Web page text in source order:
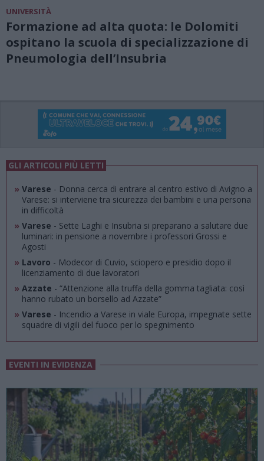
UNIVERSITÀ
Formazione ad alta quota: le Dolomiti
ospitano la scuola di specializzazione di
Pneumologia dell’Insubria
GLI ARTICOLI PIÙ LETTI
» Varese - Donna cerca di entrare al centro estivo di Avigno a
Varese: si interviene tra sicurezza dei bambini e una persona
in difficoltà
» Varese - Sette Laghi e Insubria si preparano a salutare due
luminari: in pensione a novembre i professori Grossi e
Agosti
» Lavoro - Modecor di Cuvio, sciopero e presidio dopo il
licenziamento di due lavoratori
» Azzate - “Attenzione alla truffa della gomma tagliata: così
hanno rubato un borsello ad Azzate”
» Varese - Incendio a Varese in viale Europa, impegnate sette
squadre di vigili del fuoco per lo spegnimento
EVENTI IN EVIDENZA